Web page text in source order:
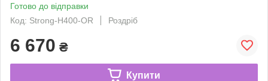
Готово до відправки
Код: Strong-H400-OR
Роздріб
6 670 ₴
Купити